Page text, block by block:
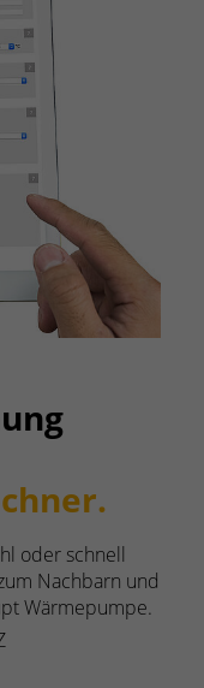
oder schnell
Nachbarn und
Wärmepumpe.